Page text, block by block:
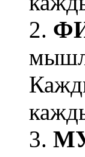
2.
3.